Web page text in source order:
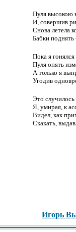
Пуля высокою
И, совершив
Снова летела
Бабки поднять
Пока я
Пуля опять
А только я
Угодив
Это случилось
Я, умирая, к
Видел, как
Скакать,
Игорь